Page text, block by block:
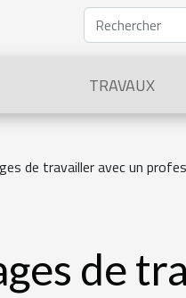
TRAVAUX
de travailler avec un
de